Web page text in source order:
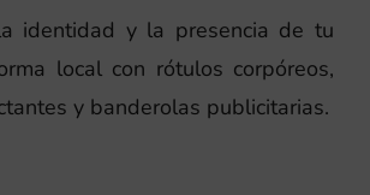
identidad y la presencia de tu
local con rótulos corpóreos,
y banderolas publicitarias.